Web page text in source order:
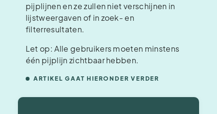
pijplijnen en ze zullen niet verschijnen in
lijstweergaven of in zoek- en
filterresultaten.
Let op: Alle gebruikers moeten minstens
één pijplijn zichtbaar hebben.
ARTIKEL GAAT HIERONDER VERDER